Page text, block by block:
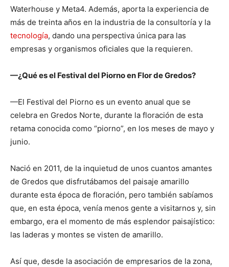
Waterhouse y Meta4. Además, aporta la experiencia de
más de treinta años en la industria de la consultoría y la
tecnología, dando una perspectiva única para las
empresas y organismos oficiales que la requieren.
—¿Qué es el Festival del Piorno en Flor de Gredos?
—El Festival del Piorno es un evento anual que se
celebra en Gredos Norte, durante la floración de esta
retama conocida como “piorno”, en los meses de mayo y
junio.
Nació en 2011, de la inquietud de unos cuantos amantes
de Gredos que disfrutábamos del paisaje amarillo
durante esta época de floración, pero también sabíamos
que, en esta época, venía menos gente a visitarnos y, sin
embargo, era el momento de más esplendor paisajístico:
las laderas y montes se visten de amarillo.
Así que, desde la asociación de empresarios de la zona,